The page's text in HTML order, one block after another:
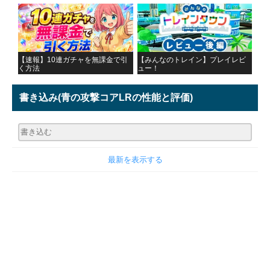
【速報】10連ガチャを無課金で引
く方法
【みんなのトレイン】プレイレビ
ュー！
書き込み(青の攻撃コアLRの性能と評価)
最新を表示する